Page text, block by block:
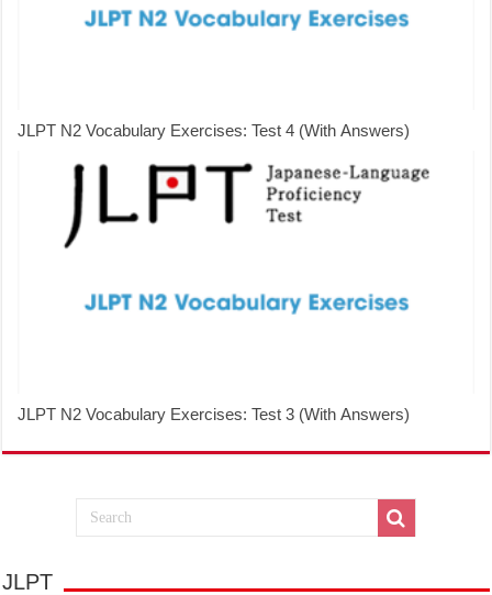
JLPT N2 Vocabulary Exercises: Test 4 (With Answers)
JLPT N2 Vocabulary Exercises: Test 3 (With Answers)
JLPT